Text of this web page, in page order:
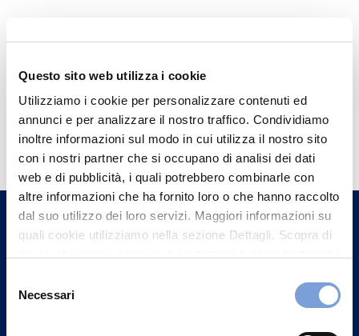
Questo sito web utilizza i cookie
Utilizziamo i cookie per personalizzare contenuti ed
annunci e per analizzare il nostro traffico. Condividiamo
inoltre informazioni sul modo in cui utilizza il nostro sito
con i nostri partner che si occupano di analisi dei dati
web e di pubblicità, i quali potrebbero combinarle con
altre informazioni che ha fornito loro o che hanno raccolto
dal suo utilizzo dei loro servizi. Maggiori informazioni su
quali cookie utilizziamo nella sezione Dettagli. Scopra di
può trovare nel footer del sito nella sezione "Informativa
delNecessari
Hai bisogno di
informazioni?
Trova l'Agenzia più vicina a te e parla con
un nostro Agente.